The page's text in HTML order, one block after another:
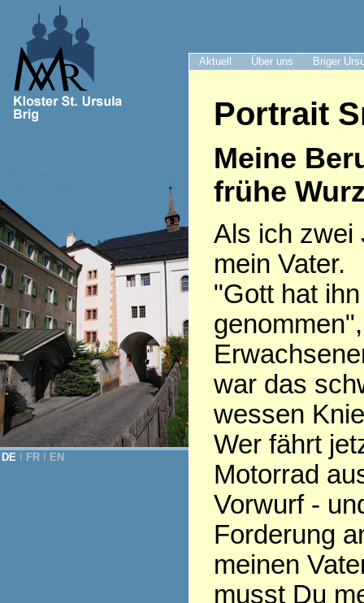
Aktuell Über uns Briger
DE FR EN
Portrait
Meine
frühe
Als ich zwei
mein Vater.
"Gott hat
war das
wessen
Wer fährt
Motorrad
Vorwurf -
Forderung
meinen
musst Du